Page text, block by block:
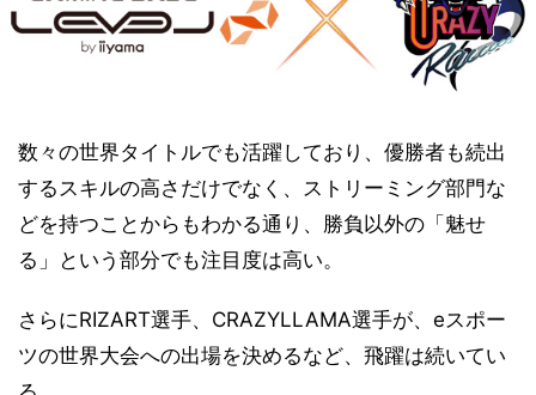
数々の世界タイトルでも活躍しており、優勝者も続出
するスキルの高さだけでなく、ストリーミング部門な
どを持つことからもわかる通り、勝負以外の「魅せ
る」という部分でも注目度は高い。
さらにRIZART選手、CRAZYLLAMA選手が、eスポー
ツの世界大会への出場を決めるなど、飛躍は続いてい